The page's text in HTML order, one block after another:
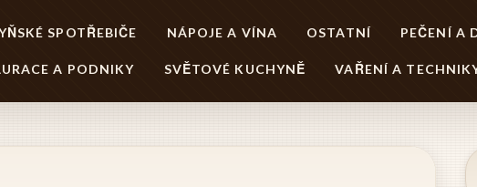
SPOTŘEBIČE NÁPOJE A VÍNA OSTATNÍ PEČENÍ A
A PODNIKY SVĚTOVÉ KUCHYNĚ VAŘENÍ A